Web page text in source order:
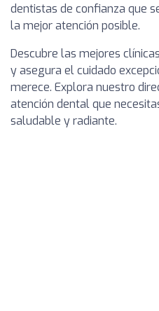
dentistas de confianza que
la mejor atención posible.
Descubre las mejores
y asegura el cuidado
merece. Explora nuestro
atención dental que
saludable y radiante.